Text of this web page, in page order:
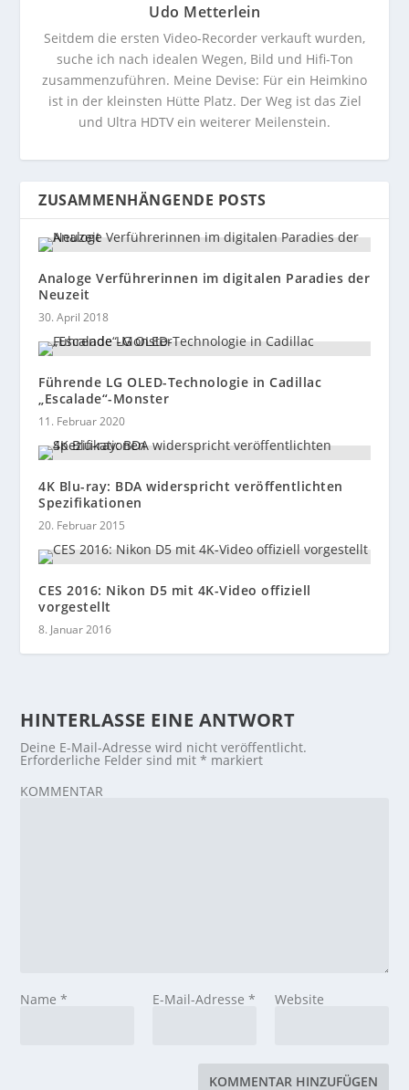
Udo Metterlein
Seitdem die ersten Video-Recorder verkauft wurden,
suche ich nach idealen Wegen, Bild und Hifi-Ton
zusammenzuführen. Meine Devise: Für ein Heimkino
ist in der kleinsten Hütte Platz. Der Weg ist das Ziel
und Ultra HDTV ein weiterer Meilenstein.
ZUSAMMENHÄNGENDE POSTS
Analoge Verführerinnen im digitalen Paradies der
Neuzeit
30. April 2018
Führende LG OLED-Technologie in Cadillac
„Escalade“-Monster
11. Februar 2020
4K Blu-ray: BDA widerspricht veröffentlichten
Spezifikationen
20. Februar 2015
CES 2016: Nikon D5 mit 4K-Video offiziell
vorgestellt
8. Januar 2016
HINTERLASSE EINE ANTWORT
Deine E-Mail-Adresse wird nicht veröffentlicht.
Erforderliche Felder sind mit* markiert
KOMMENTAR
Name* E-Mail-Adresse * Website